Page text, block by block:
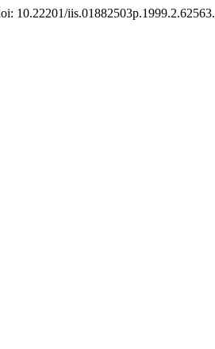
10.22201/iis.01882503p.1999.2.62563.